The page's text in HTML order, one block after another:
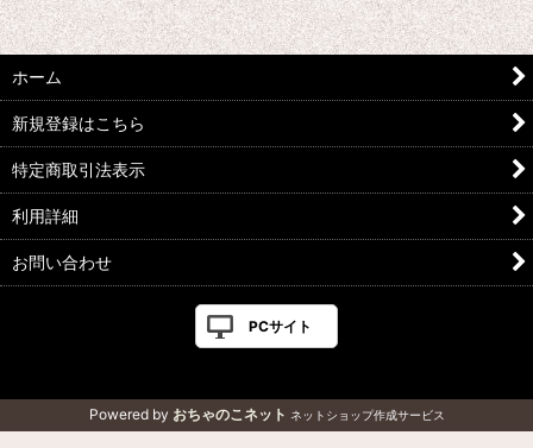
ホーム
新規登録はこちら
特定商取引法表示
利用詳細
お問い合わせ
PCサイト
Powered by おちゃのこネット ネットショップ作成サービス